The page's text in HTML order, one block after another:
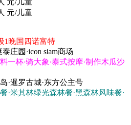
1晚国四诺富特
庄园·icon siam商场
一杯·骑大象·泰式按摩·制作木瓜沙
·暹罗古城·东方公主号
·米其林绿光森林餐·黑森林风味餐·